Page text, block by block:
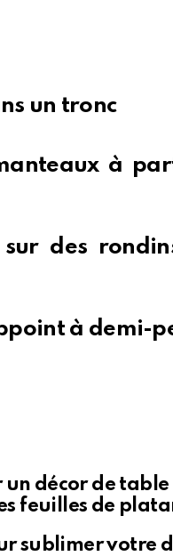
un tronc
à
des
à demi-
un décor de
feuilles de
sublimer votre